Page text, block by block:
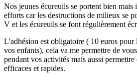
Nos jeunes écureuils se portent bien mais
efforts car les destructions de milieux se
V et les écureuils se font régulièrement
L'adhésion est obligatoire ( 10 euros pour
vos enfants), cela va me permettre de
pendant vos activités mais aussi
efficaces et rapides.